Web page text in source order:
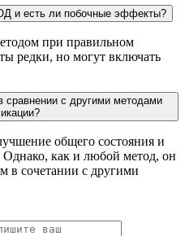
и есть ли побочные эффекты?
при правильном
редки, но могут включать
с другими методами
общего состояния и
как и любой метод, он
в сочетании с другими